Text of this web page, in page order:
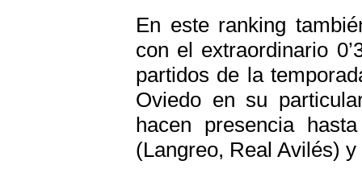
En este ranking
con el extraordinario
partidos de la
Oviedo en su
hacen presencia
(Langreo, Real Avilés) y